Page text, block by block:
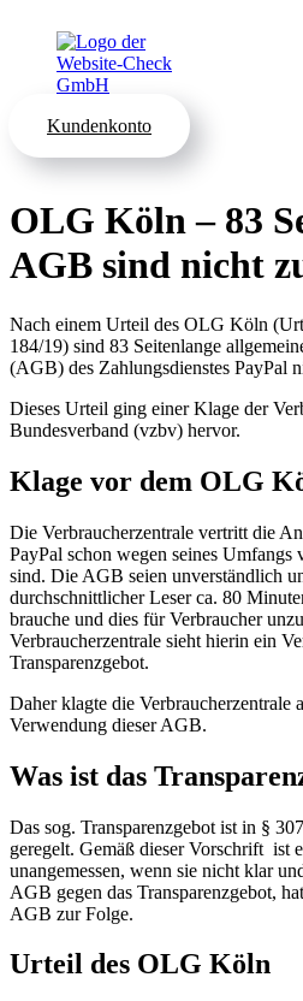
Kundenkonto
OLG Köln – 83
AGB sind nicht
Nach einem Urteil des OLG Köln
184/19) sind 83 Seitenlange
(AGB) des Zahlungsdienstes PayPal
Dieses Urteil ging einer Klage der
Bundesverband (vzbv) hervor.
Klage vor dem OLG
Die Verbraucherzentrale vertritt die
PayPal schon wegen seines
sind. Die AGB seien unverständlich
durchschnittlicher Leser ca. 80
brauche und dies für Verbraucher
Verbraucherzentrale sieht hierin ein
Transparenzgebot.
Daher klagte die Verbraucherzentrale
Verwendung dieser AGB.
Was ist das
Das sog. Transparenzgebot ist in §
geregelt. Gemäß dieser Vorschrift ist
unangemessen, wenn sie nicht klar
AGB gegen das Transparenzgebot,
AGB zur Folge.
Urteil des OLG Köln